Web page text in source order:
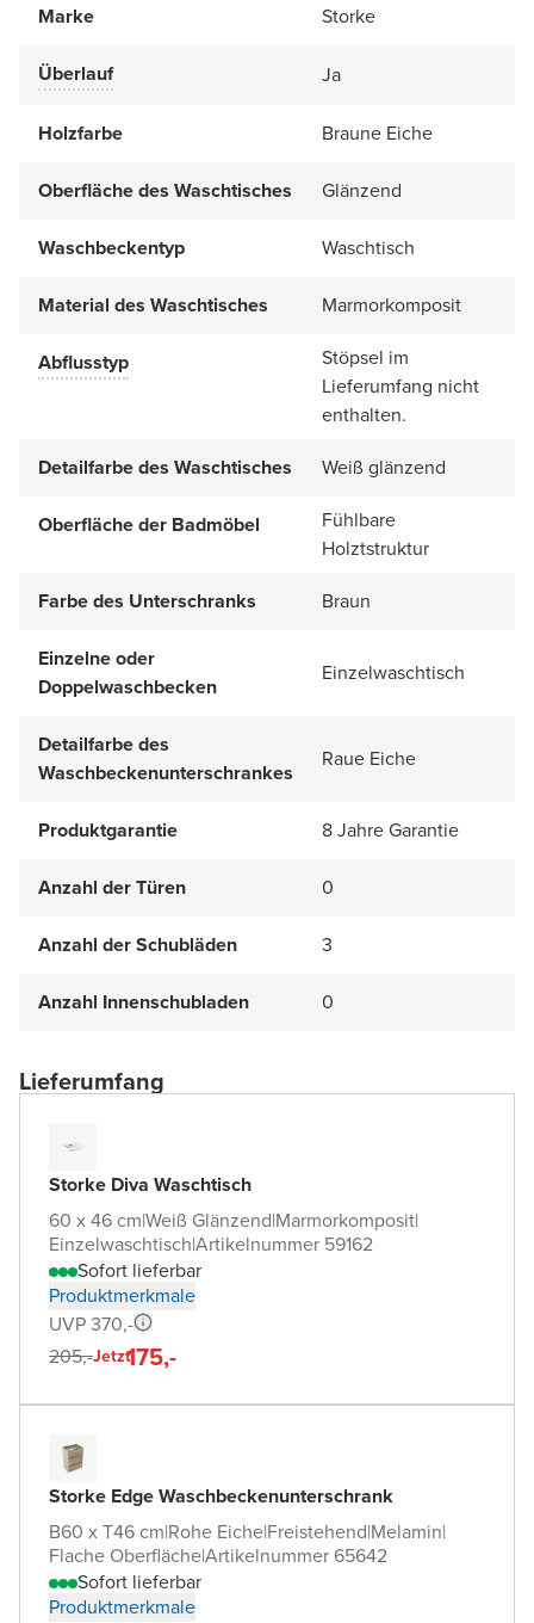
Marke Storke
Überlauf Ja
Holzfarbe Braune Eiche
Oberfläche des Waschtisches Glänzend
Waschbeckentyp Waschtisch
Material des Waschtisches Marmorkomposit
Abflusstyp
Stöpsel im
Lieferumfang nicht
enthalten.
Detailfarbe des Waschtisches
Weiß glänzend
Oberfläche der Badmöbel
Fühlbare
Holztstruktur
Farbe des Unterschranks
Braun
Einzelne oder
Doppelwaschbecken
Einzelwaschtisch
Detailfarbe des
Waschbeckenunterschrankes
Raue Eiche
Produktgarantie 8 Jahre Garantie
Anzahl der Türen 0
Anzahl der Schubläden 3
Anzahl Innenschubladen 0
Lieferumfang
Storke Diva Waschtisch
60 x 46 cm|Weiß Glänzend|Marmorkomposit|
Einzelwaschtisch|Artikelnummer 59162
Sofort lieferbar
Produktmerkmale
UVP 370,-
205,-Jetzt175,-
Storke Edge Waschbeckenunterschrank
B60 x T46 cm|Rohe Eiche|Freistehend|Melamin|
Flache Oberfläche|Artikelnummer 65642
Sofort lieferbar
Produktmerkmale